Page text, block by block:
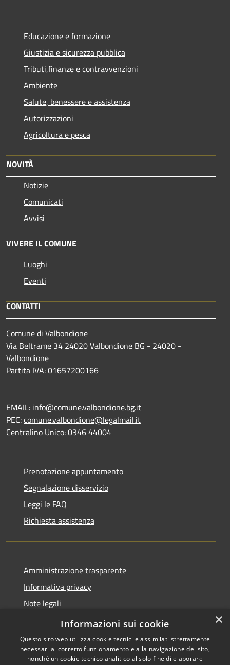
Educazione e formazione
Giustizia e sicurezza pubblica
Tributi,finanze e contravvenzioni
Ambiente
Salute, benessere e assistenza
Autorizzazioni
Agricoltura e pesca
NOVITÀ
Notizie
Comunicati
Avvisi
VIVERE IL COMUNE
Luoghi
Eventi
CONTATTI
Comune di Valbondione
Via Beltrame 34 24020 Valbondione BG - 24020 -
Valbondione
Partita IVA: 01657200166
EMAIL: info@comune.valbondione.bg.it
PEC:comune.valbondione@legalmail.it
Centralino Unico: 0346 44004
Prenotazione appuntamento
Segnalazione disservizio
Leggi le FAQ
Richiesta assistenza
Amministrazione trasparente
Informativa privacy
Note legali
Dichiarazione di accessibilità
×
Informazioni sui cookie
Questo sito web utilizza cookie tecnici e assimilati strettamente
necessari al corretto funzionamento e alla navigazione del sito,
nonché un cookie tecnico analitico al solo fine di elaborare